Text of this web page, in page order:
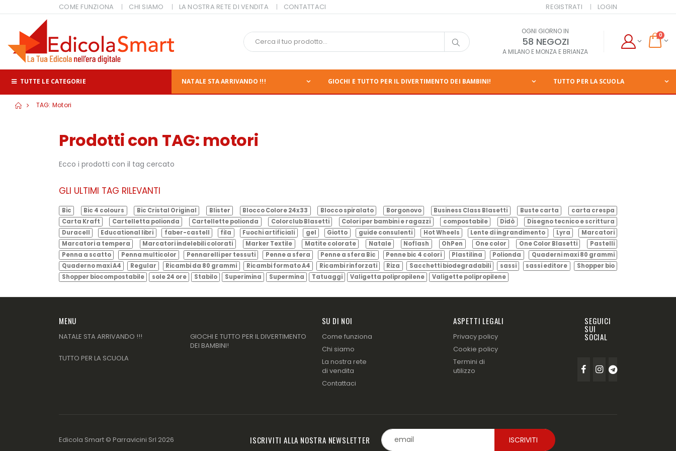
COME FUNZIONA CHI SIAMO LA NOSTRA RETE DI VENDITA CONTATTACI REGISTRATI LOGIN
OGNI GIORNO IN
58 NEGOZI
A MILANO E MONZA E BRIANZA
0
TUTTE LE CATEGORIE NATALE STA ARRIVANDO !!! GIOCHI E TUTTO PER IL DIVERTIMENTO DEI BAMBINI! TUTTO PER LA SCUOLA
TAG: Motori
Prodotti con TAG: motori
Ecco i prodotti con il tag cercato
GLI ULTIMI TAG RILEVANTI
Bic Bic 4 colours Bic Cristal Original Blister Blocco Colore 24x33 Blocco spiralato Borgonovo Business Class Blasetti Buste carta
carta crespa
Carta Kraft
Cartelletta polionda Cartellette polionda Colorclub Blasetti Colori per bambini e ragazzi compostabile Didò
Disegno tecnico e scrittura
Duracell
Educational libri faber-castell fila Fuochi artificiali gel Giotto guide consulenti Hot Wheels Lente di ingrandimento Lyra
Marcatori
Marcatori a tempera
Marcatori indelebili colorati Marker Textile Matite colorate Natale Noflash OhPen One color One Color Blasetti
Pastelli
Penna a scatto
Penna multicolor Pennarelli per tessuti Penne a sfera Penne a sfera Bic Penne bic 4 colori Plastilina Polionda
Quaderni maxi 80 grammi
Quaderno maxi A4
Regular Ricambi da 80 grammi Ricambi formato A4 Ricambi rinforzati Riza Sacchetti biodegradabili sassi sassi editore
Shopper bio
Shopper biocompostabile
sole 24 ore Stabilo Superimina Supermina Tatuaggi Valigetta polipropilene Valigette polipropilene
MENU
NATALE STA ARRIVANDO !!!
GIOCHI E TUTTO PER IL DIVERTIMENTO
DEI BAMBINI!
TUTTO PER LA SCUOLA
SU DI NOI
Come funziona
Chi siamo
La nostra rete
di vendita
Contattaci
ASPETTI LEGALI
Privacy policy
Cookie policy
Termini di
utilizzo
SEGUICI
SUI
SOCIAL
Edicola Smart © Parravicini Srl 2026 ISCRIVITI ALLA NOSTRA NEWSLETTER